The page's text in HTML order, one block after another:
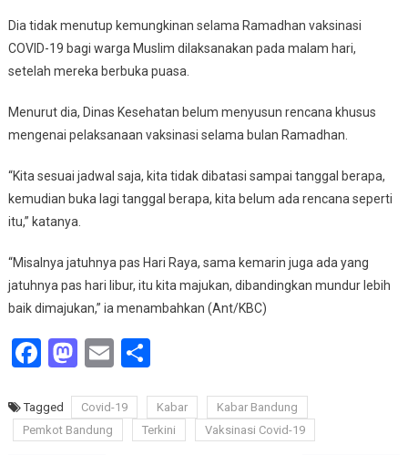
Dia tidak menutup kemungkinan selama Ramadhan vaksinasi
COVID-19 bagi warga Muslim dilaksanakan pada malam hari,
setelah mereka berbuka puasa.
Menurut dia, Dinas Kesehatan belum menyusun rencana khusus
mengenai pelaksanaan vaksinasi selama bulan Ramadhan.
“Kita sesuai jadwal saja, kita tidak dibatasi sampai tanggal berapa,
kemudian buka lagi tanggal berapa, kita belum ada rencana seperti
itu,” katanya.
“Misalnya jatuhnya pas Hari Raya, sama kemarin juga ada yang
jatuhnya pas hari libur, itu kita majukan, dibandingkan mundur lebih
baik dimajukan,” ia menambahkan (Ant/KBC)
Facebook
Mastodon
EmailShare
Tagged Covid-19 Kabar
Kabar Bandung
Pemkot Bandung
Terkini Vaksinasi Covid-19